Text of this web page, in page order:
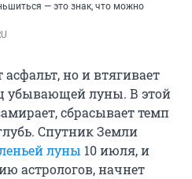
— это знак, что можно
но и втягивает
убывающей луны. В этой
сбрасывает темп
Спутник Земли
луны 10 июля, и
астрологов, начнет